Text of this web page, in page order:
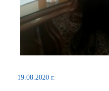
19.08.2020 г.